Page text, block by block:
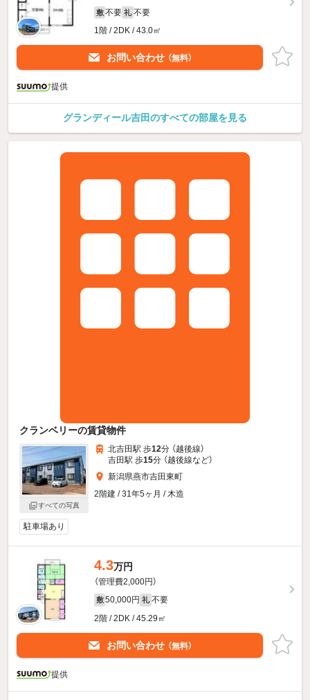
敷 不要 礼 不要
1階 / 2DK / 43.0㎡
お問い合わせ （無料）
提供
グランディール吉田のすべての部屋を見る
クランベリーの賃貸物件
すべての写真
北吉田駅 歩12分 （越後線）
吉田駅 歩15分 （越後線など）
新潟県燕市吉田東町
2階建 / 31年5ヶ月 / 木造
駐車場あり
4.3万円
（管理費2,000円）
敷 50,000円 礼 不要
2階 / 2DK / 45.29㎡
お問い合わせ （無料）
提供